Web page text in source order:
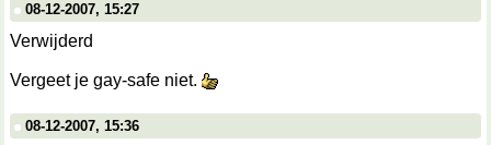
08-12-2007, 15:27
Verwijderd
Vergeet je gay-safe niet.
08-12-2007, 15:36